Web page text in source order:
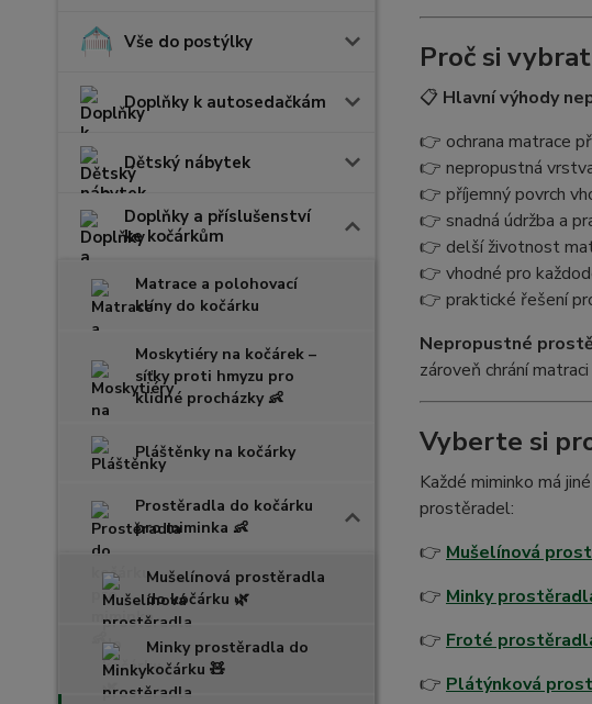
Vše do postýlky
Doplňky k autosedačkám
Dětský nábytek
Doplňky a příslušenství
ke kočárkům
Matrace a polohovací
klíny do kočárku
Moskytiéry na kočárek –
síťky proti hmyzu pro
klidné procházky 👶
Pláštěnky na kočárky
Prostěradla do kočárku
pro miminka 👶
Mušelínová prostěradla
do kočárku 🌿
Minky prostěradla do
kočárku 🧸
Proč si
📋 Hlavní výhody
👉 ochrana matrace
👉 nepropustná
👉 příjemný povrch
👉 snadná údržba a
👉 delší životnost
👉 vhodné pro
👉 praktické řešení
Nepropustné
zároveň chrání
Vyberte si
Každé miminko má
prostěradel:
👉 Mušelínová
👉 Minky
👉 Froté
👉 Plátýnková